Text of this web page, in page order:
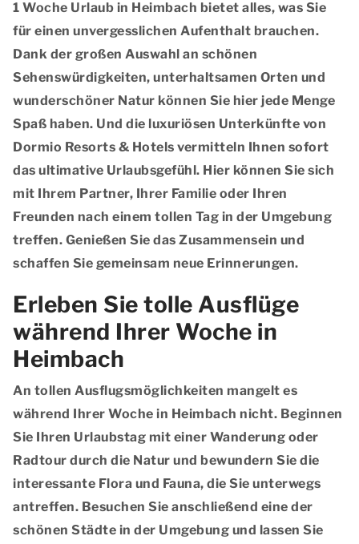
1 Woche Urlaub in Heimbach bietet alles, was Sie
für einen unvergesslichen Aufenthalt brauchen.
Dank der großen Auswahl an schönen
Sehenswürdigkeiten, unterhaltsamen Orten und
wunderschöner Natur können Sie hier jede Menge
Spaß haben. Und die luxuriösen Unterkünfte von
Dormio Resorts & Hotels vermitteln Ihnen sofort
das ultimative Urlaubsgefühl. Hier können Sie sich
mit Ihrem Partner, Ihrer Familie oder Ihren
Freunden nach einem tollen Tag in der Umgebung
treffen. Genießen Sie das Zusammensein und
schaffen Sie gemeinsam neue Erinnerungen.
Erleben Sie tolle Ausflüge
während Ihrer Woche in
Heimbach
An tollen Ausflugsmöglichkeiten mangelt es
während Ihrer Woche in Heimbach nicht. Beginnen
Sie Ihren Urlaubstag mit einer Wanderung oder
Radtour durch die Natur und bewundern Sie die
interessante Flora und Fauna, die Sie unterwegs
antreffen. Besuchen Sie anschließend eine der
schönen Städte in der Umgebung und lassen Sie